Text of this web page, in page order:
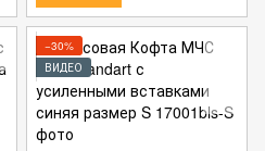
−30%
ВИДЕО